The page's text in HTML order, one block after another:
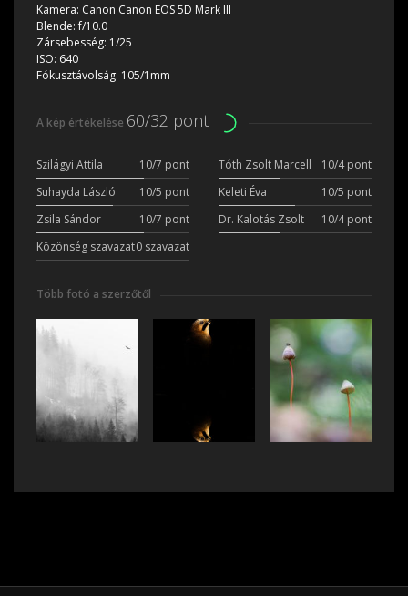
Kamera: Canon Canon EOS 5D Mark III
Blende:f/10.0
Zársebesség: 1/25
ISO: 640
Fókusztávolság: 105/1mm
A kép értékelése 60/32 pont
Szilágyi Attila 10/7 pont Tóth Zsolt Marcell
10/4 pont
Suhayda László
10/5 pont Keleti Éva
10/5 pont
Zsila Sándor
10/7 pont Dr. Kalotás Zsolt
10/4 pont
Közönség szavazat0 szavazat
Több fotó a szerzőtől